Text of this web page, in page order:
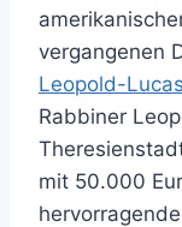
vergangenen
Leopold-
Rabbiner
mit 50.000